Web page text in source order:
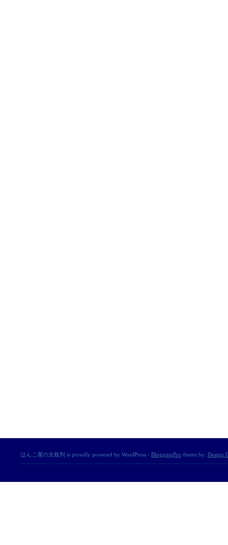
はんこ屋の太鼓判 is proudly powered by WordPress - BloggingPro theme by: Design